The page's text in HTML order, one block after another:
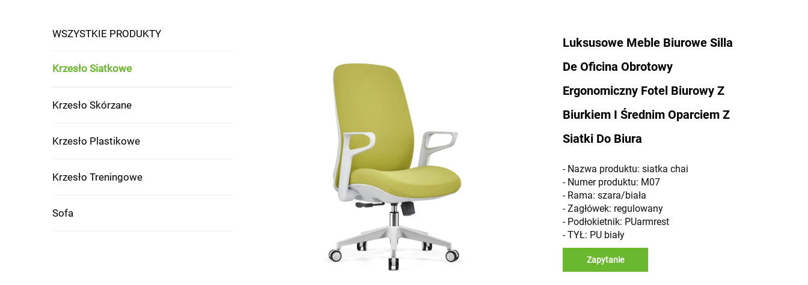
WSZYSTKIE PRODUKTY
Krzesło Siatkowe
Krzesło Skórzane
Krzesło Plastikowe
Krzesło Treningowe
Sofa
Luksusowe Meble Biurowe Silla
De Oficina Obrotowy
Ergonomiczny Fotel Biurowy Z
Biurkiem I Średnim Oparciem Z
Siatki Do Biura
- Nazwa produktu: siatka chai
- Numer produktu: M07
- Rama: szara/biała
- Zagłówek: regulowany
- Podłokietnik: PUarmrest
- TYŁ: PU biały
Zapytanie